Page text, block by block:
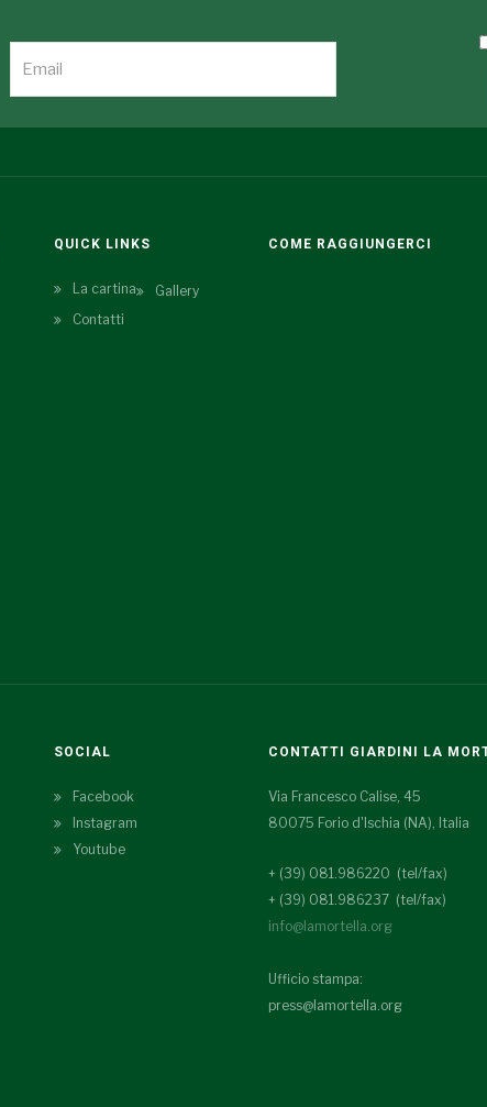
QUICK LINKS
La cartina
Gallery
Contatti
COME RAGGIUNGERCI
SOCIAL
Facebook
Instagram
Youtube
CONTATTI GIARDINI LA
Via Francesco Calise, 45
80075 Forio d'Ischia (NA), Italia
+ (39) 081.986220 (tel/fax)
+ (39) 081.986237 (tel/fax)
info@lamortella.org
Ufficio stampa:
press@lamortella.org